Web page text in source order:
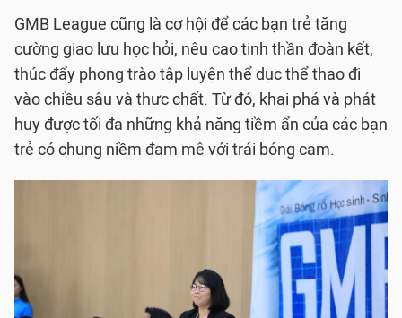
GMB League cũng là cơ hội để các bạn trẻ tăng
cường giao lưu học hỏi, nêu cao tinh thần đoàn kết,
thúc đẩy phong trào tập luyện thể dục thể thao đi
vào chiều sâu và thực chất. Từ đó, khai phá và phát
huy được tối đa những khả năng tiềm ẩn của các bạn
trẻ có chung niềm đam mê với trái bóng cam.